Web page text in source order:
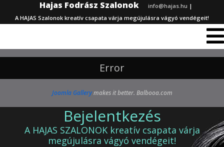
Hajas Fodrász Szalonok info@hajas.hu |
A HAJAS Szalonok kreatív csapata várja megújulásra vágyó vendégeit!
Error
Joomla Gallerymakes it better. Balbooa.com
Bejelentkezés
A HAJAS SZALONOK kreatív csapata várja
megújulásra vágyó vendégeit!